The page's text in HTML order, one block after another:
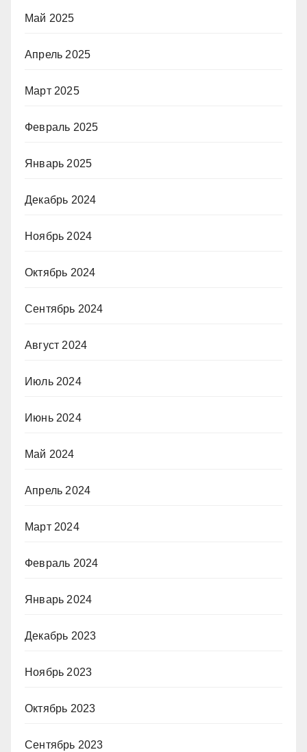
Май 2025
Апрель 2025
Март 2025
Февраль 2025
Январь 2025
Декабрь 2024
Ноябрь 2024
Октябрь 2024
Сентябрь 2024
Август 2024
Июль 2024
Июнь 2024
Май 2024
Апрель 2024
Март 2024
Февраль 2024
Январь 2024
Декабрь 2023
Ноябрь 2023
Октябрь 2023
Сентябрь 2023